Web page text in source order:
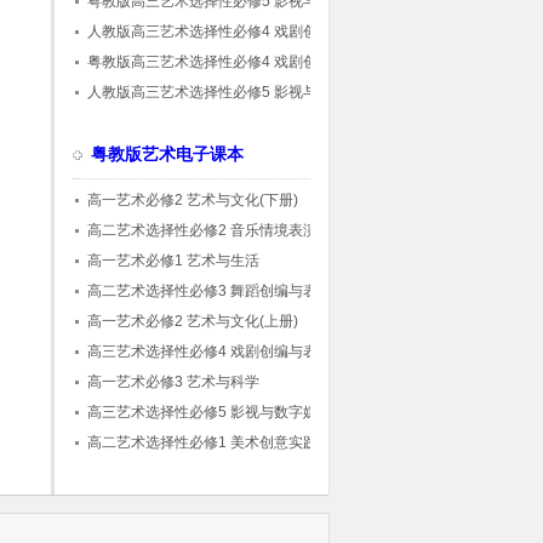
艺术实践
人教版高三艺术选择性必修4 戏剧创编与表
演
粤教版高三艺术选择性必修4 戏剧创编与表
演
人教版高三艺术选择性必修5 影视与数字媒体
粤教版艺术电子课本
高一艺术必修2 艺术与文化(下册)
高二艺术选择性必修2 音乐情境表演
高一艺术必修1 艺术与生活
高二艺术选择性必修3 舞蹈创编与表演
高一艺术必修2 艺术与文化(上册)
高三艺术选择性必修4 戏剧创编与表演
高一艺术必修3 艺术与科学
高三艺术选择性必修5 影视与数字媒体艺术实
践
高二艺术选择性必修1 美术创意实践